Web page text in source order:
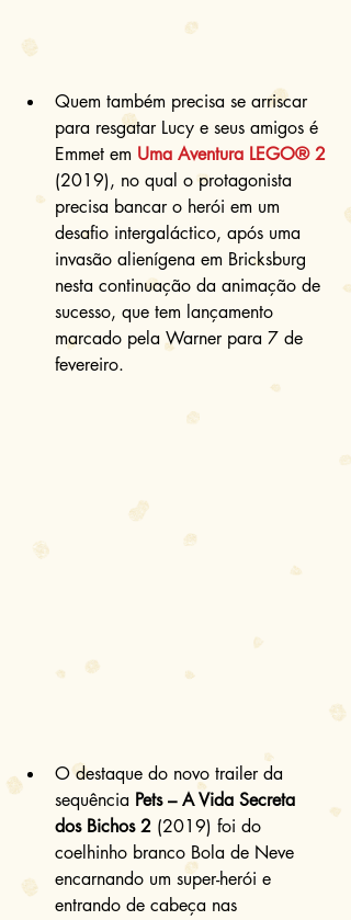
Quem também precisa se arriscar
para resgatar Lucy e seus amigos é
Emmet em Uma Aventura LEGO® 2
(2019), no qual o protagonista
precisa bancar o herói em um
desafio intergaláctico, após uma
invasão alienígena em Bricksburg
nesta continuação da animação de
sucesso, que tem lançamento
marcado pela Warner para 7 de
fevereiro.
O destaque do novo trailer da
sequência Pets – A Vida Secreta
dos Bichos 2 (2019) foi do
coelhinho branco Bola de Neve
encarnando um super-herói e
entrando de cabeça nas